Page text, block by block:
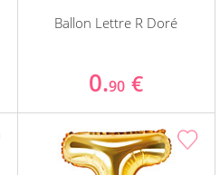
Ballon Lettre R Doré
0.90 €